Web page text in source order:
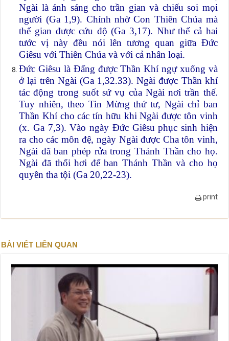
Ngài là ánh sáng cho trần gian và chiếu soi mọi
người (Ga 1,9). Chính nhờ Con Thiên Chúa mà
thế gian được cứu độ (Ga 3,17). Như thế cả hai
tước vị này đều nói lên tương quan giữa Đức
Giêsu với Thiên Chúa và với cả nhân loại.
Đức Giêsu là Đấng được Thần Khí ngự xuống và
ở lại trên Ngài (Ga 1,32.33). Ngài được Thần khí
tác động trong suốt sứ vụ của Ngài nơi trần thế.
Tuy nhiên, theo Tin Mừng thứ tư, Ngài chỉ ban
Thần Khí cho các tín hữu khi Ngài được tôn vinh
(x. Ga 7,3). Vào ngày Đức Giêsu phục sinh hiện
ra cho các môn đệ, ngày Ngài được Cha tôn vinh,
Ngài đã ban phép rửa trong Thánh Thần cho họ.
Ngài đã thổi hơi để ban Thánh Thần và cho họ
quyền tha tội (Ga 20,22-23).
print
BÀI VIẾT LIÊN QUAN